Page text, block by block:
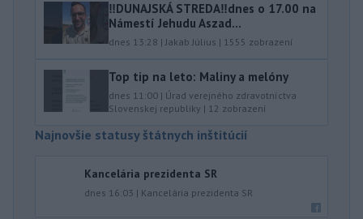
‼️DUNAJSKÁ STREDA‼️dnes o 17.00 na
Námestí Jehudu Aszad...
dnes 13:28 |Jakab Július | 1555 zobrazení
Top tip na leto: Maliny a melóny
dnes 11:00 | Úrad verejného zdravotníctva
Slovenskej republiky | 12 zobrazení
Najnovšie statusy štátnych inštitúcií
Kancelária prezidenta SR
dnes 16:03 | Kancelária prezidenta SR